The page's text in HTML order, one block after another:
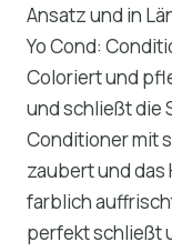
Ansatz und in
Yo Cond:
Coloriert und
und schließt die
Conditioner mit
zaubert und das
farblich
perfekt schließt